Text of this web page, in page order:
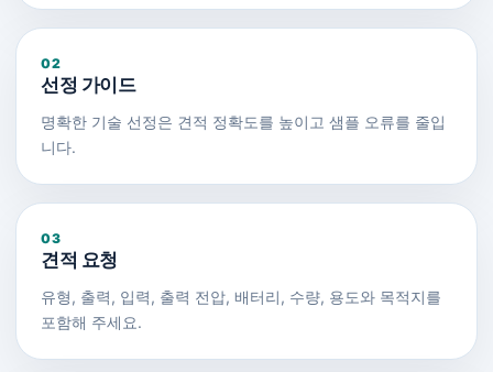
02
선정 가이드
명확한 기술 선정은 견적 정확도를 높이고 샘플 오류를 줄입
니다.
03
견적 요청
유형, 출력, 입력, 출력 전압, 배터리, 수량, 용도와 목적지를
포함해 주세요.